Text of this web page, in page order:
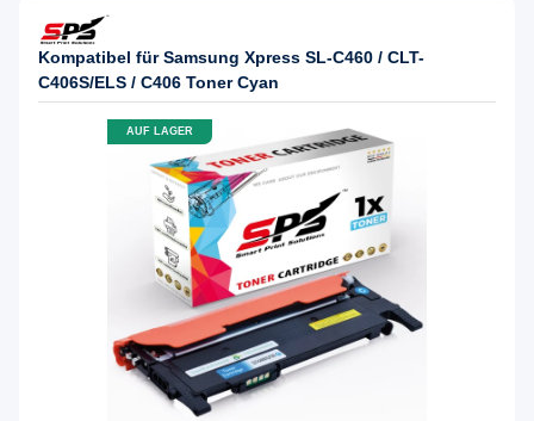
Kompatibel für Samsung Xpress SL-C460 / CLT-
C406S/ELS / C406 Toner Cyan
AUF LAGER